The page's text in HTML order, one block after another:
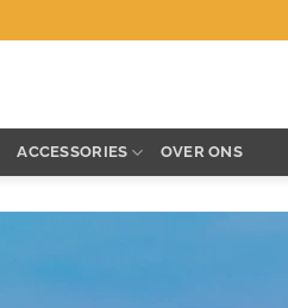
ACCESSORIES OVER ONS